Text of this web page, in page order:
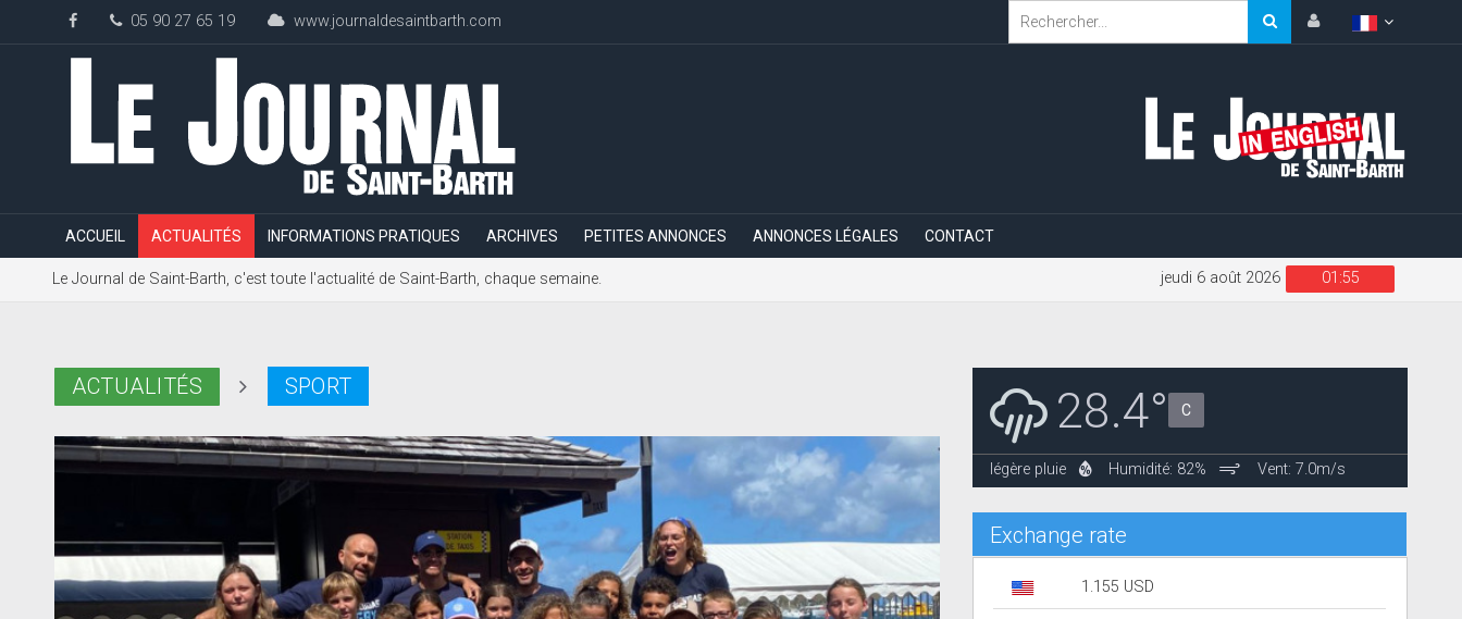
05 90 27 65 19 www.journaldesaintbarth.com
ACCUEIL ACTUALITÉS INFORMATIONS PRATIQUES ARCHIVES PETITES ANNONCES ANNONCES LÉGALES CONTACT
Le Journal de Saint-Barth, c'est toute l'actualité de Saint-Barth, chaque semaine. 01:55
jeudi 6 août 2026
ACTUALITÉS SPORT 28.4° C
légère pluie Humidité: 82% Vent: 7.0m/s
Exchange rate
1.155 USD